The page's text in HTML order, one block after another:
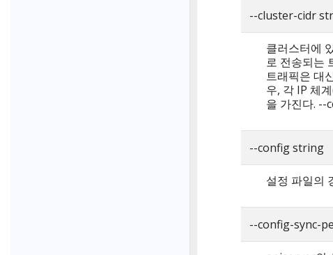
--cluster-cidr
클러스터에
로 전송되는
트래픽은 대
우, 각 IP 체
을 가진다. --
--config string
설정 파일의
--config-sync-